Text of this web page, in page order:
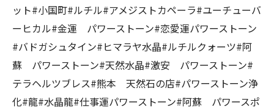
ット#小国町#ルチル#アメジストカペーラ#ユーチューバ
ーヒカル#金運 パワーストーン#恋愛運パワーストーン
#バドガシュタイン#ヒマラヤ水晶#ルチルクォーツ#阿
蘇 パワーストーン#天然水晶#激安 パワーストーン#
テラヘルツブレス#熊本 天然石の店#パワーストーン浄
化#龍#水晶龍#仕事運パワーストーン#阿蘇 パワースポ